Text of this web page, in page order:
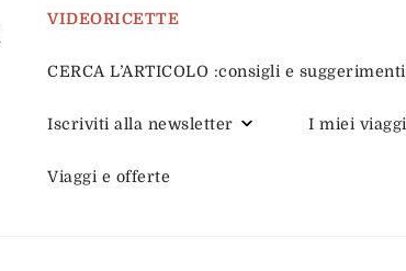
VIDEORICETTE
CERCA L’ARTICOLO :consigli e suggerimenti
Iscriviti alla newsletter I miei viaggi
Viaggi e offerte